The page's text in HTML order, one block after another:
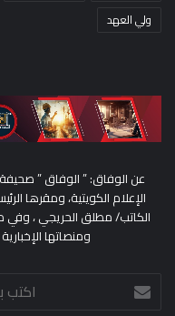
ولي العهد
عن الوفاق: ” الوفاق ”
الإعلام الكويتية، ومقرها
ومنصاتها
اكتب
بريدك